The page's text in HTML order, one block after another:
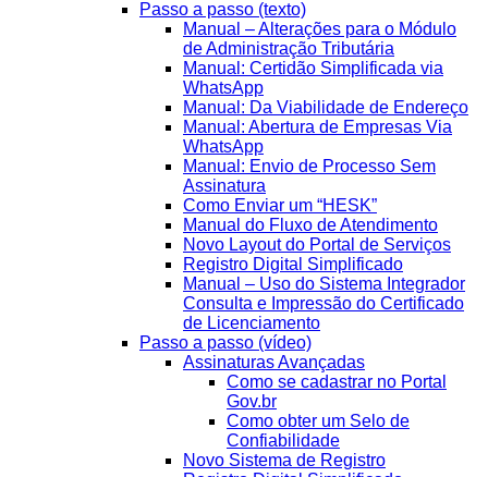
Passo a passo (texto)
Manual – Alterações para o Módulo
de Administração Tributária
Manual: Certidão Simplificada via
WhatsApp
Manual: Da Viabilidade de Endereço
Manual: Abertura de Empresas Via
WhatsApp
Manual: Envio de Processo Sem
Assinatura
Como Enviar um “HESK”
Manual do Fluxo de Atendimento
Novo Layout do Portal de Serviços
Registro Digital Simplificado
Manual – Uso do Sistema Integrador
Consulta e Impressão do Certificado
de Licenciamento
Passo a passo (vídeo)
Assinaturas Avançadas
Como se cadastrar no Portal
Gov.br
Como obter um Selo de
Confiabilidade
Novo Sistema de Registro